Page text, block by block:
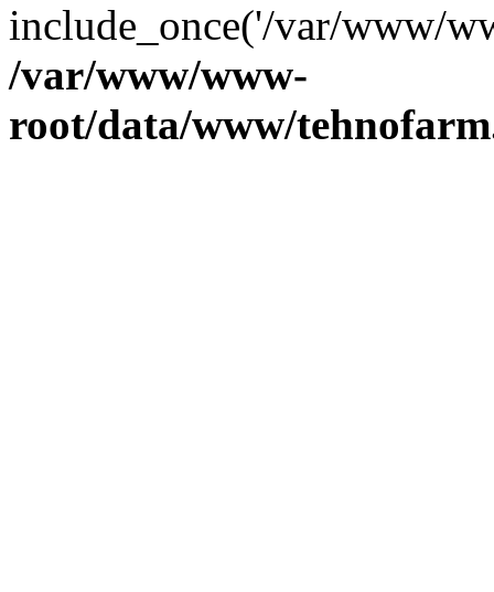
include_once('/var/www/
/var/www/www-
root/data/www/